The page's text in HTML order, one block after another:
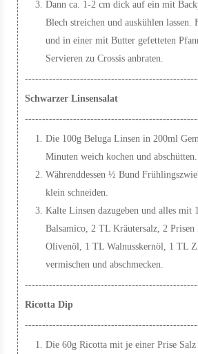
Dann ca. 1-2 cm dick auf ein mit
Blech streichen und auskühlen lassen.
und in einer mit Butter gefetteten
Servieren zu Crossis anbraten.
Schwarzer Linsensalat
Die 100g Beluga Linsen in 200ml
Minuten weich kochen und abschütten.
Währenddessen ½ Bund
klein schneiden.
Kalte Linsen dazugeben und alles mit
Balsamico, 2 TL Kräutersalz, 2
Olivenöl, 1 TL Walnusskernöl, 1 TL
vermischen und abschmecken.
Ricotta Dip
Die 60g Ricotta mit je einer Prise